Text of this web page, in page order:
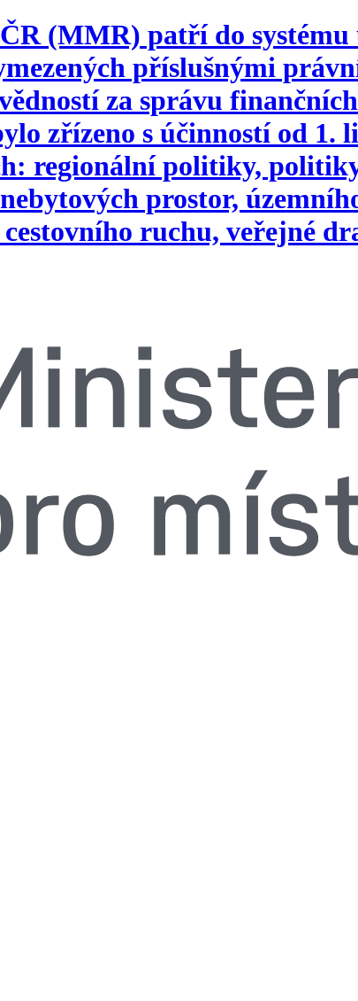
(MMR) patří do
příslušnými
za správu
zřízeno s účinností od 1.
regionální politiky,
prostor,
ruchu, veřejné